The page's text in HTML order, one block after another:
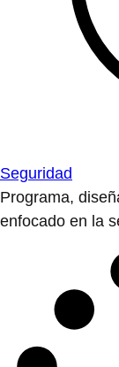
Seguridad
Programa,
enfocado en la